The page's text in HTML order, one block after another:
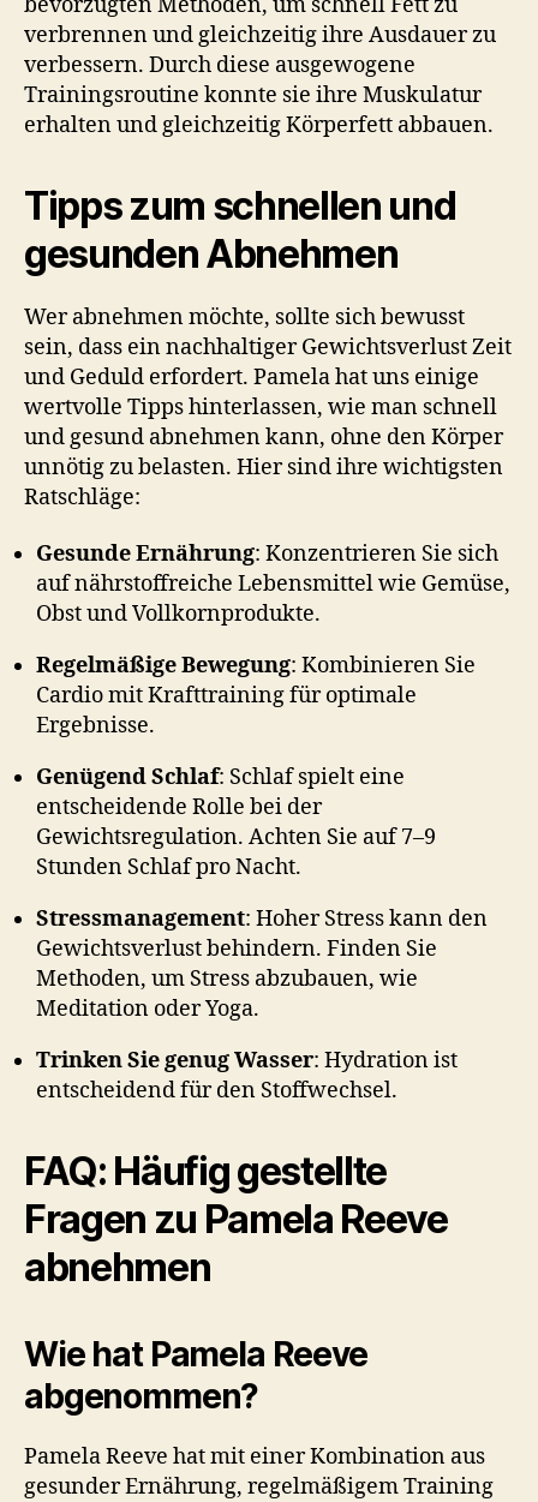
verbrennen und gleichzeitig ihre Ausdauer zu
verbessern. Durch diese ausgewogene
Trainingsroutine konnte sie ihre Muskulatur
erhalten und gleichzeitig Körperfett abbauen.
Tipps zum schnellen und
gesunden Abnehmen
Wer abnehmen möchte, sollte sich bewusst
sein, dass ein nachhaltiger Gewichtsverlust Zeit
und Geduld erfordert. Pamela hat uns einige
wertvolle Tipps hinterlassen, wie man schnell
und gesund abnehmen kann, ohne den Körper
unnötig zu belasten. Hier sind ihre wichtigsten
Ratschläge:
Gesunde Ernährung: Konzentrieren Sie sich
auf nährstoffreiche Lebensmittel wie Gemüse,
Obst und Vollkornprodukte.
Regelmäßige Bewegung: Kombinieren Sie
Cardio mit Krafttraining für optimale
Ergebnisse.
Genügend Schlaf: Schlaf spielt eine
entscheidende Rolle bei der
Gewichtsregulation. Achten Sie auf 7–9
Stunden Schlaf pro Nacht.
Stressmanagement: Hoher Stress kann den
Gewichtsverlust behindern. Finden Sie
Methoden, um Stress abzubauen, wie
Meditation oder Yoga.
Trinken Sie genug Wasser: Hydration ist
entscheidend für den Stoffwechsel.
FAQ: Häufig gestellte
Fragen zu Pamela Reeve
abnehmen
Wie hat Pamela Reeve
abgenommen?
Pamela Reeve hat mit einer Kombination aus
gesunder Ernährung, regelmäßigem Training